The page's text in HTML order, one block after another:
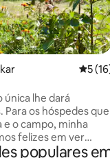
5 de
5
única lhe dará
Para os hóspedes que
o campo, minha
felizes em ver
e tratá-los com
populares